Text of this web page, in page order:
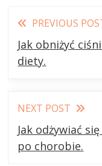
Read
more
articles
PREVIOUS
Jak obniżyć
diety.
NEXT POST
Jak odżywiać
po chorobie.